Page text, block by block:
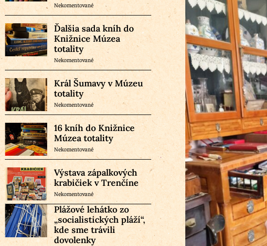
Nekomentované
Ďalšia sada kníh do
Knižnice Múzea
totality
Nekomentované
Král Šumavy v Múzeu
totality
Nekomentované
16 kníh do Knižnice
Múzea totality
Nekomentované
Výstava zápalkových
krabičiek v Trenčíne
Nekomentované
Plážové lehátko zo
„socialistických pláží“,
kde sme trávili
dovolenky